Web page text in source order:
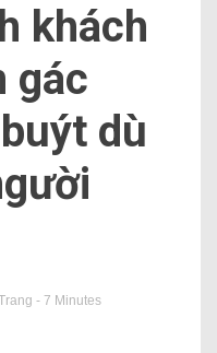
khách
gác
dù
- 7 Minutes